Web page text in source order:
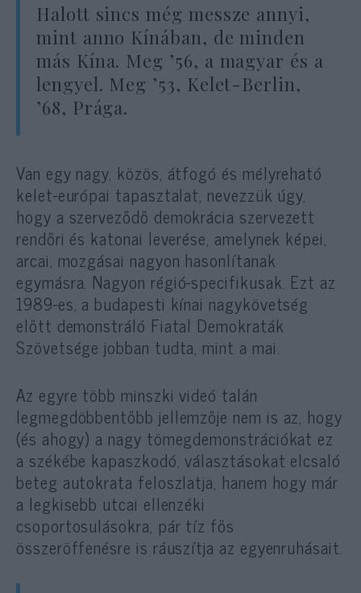
Halott sincs még messze annyi,
mint anno Kínában, de minden
más Kína. Meg ’56, a magyar és a
lengyel. Meg ’53, Kelet-Berlin,
’68, Prága.
Van egy nagy, közös, átfogó és mélyreható
kelet-európai tapasztalat, nevezzük úgy,
hogy a szerveződő demokrácia szervezett
rendőri és katonai leverése, amelynek képei,
arcai, mozgásai nagyon hasonlítanak
egymásra. Nagyon régió-specifikusak. Ezt az
1989-es, a budapesti kínai nagykövetség
előtt demonstráló Fiatal Demokraták
Szövetsége jobban tudta, mint a mai.
Az egyre több minszki videó talán
legmegdöbbentőbb jellemzője nem is az, hogy
(és ahogy) a nagy tömegdemonstrációkat ez
a székébe kapaszkodó, választásokat elcsaló
beteg autokrata feloszlatja, hanem hogy már
a legkisebb utcai ellenzéki
csoportosulásokra, pár tíz fős
összeröffenésre is ráuszítja az egyenruhásait.